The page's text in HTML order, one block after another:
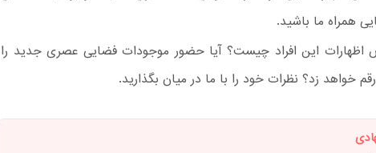
همراه ما باشید.
این افراد چیست؟ آیا حضور موجودات فضایی عصری جدید را
خواهد زد؟ نظرات خود را با ما در میان بگذارید.